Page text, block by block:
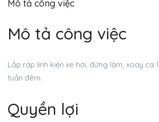
Mô tả công việc
Mô tả công việc
Lắp ráp linh kiện xe hơi, đứng làm, xoay ca
tuần đêm.
Quyền lợi